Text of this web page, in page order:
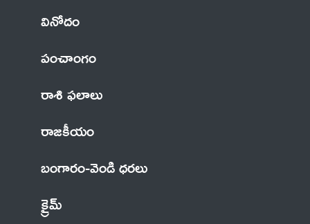
వినోదం
పంచాంగం
రాశి ఫలాలు
రాజకీయం
బంగారం-వెండి ధరలు
క్రైమ్